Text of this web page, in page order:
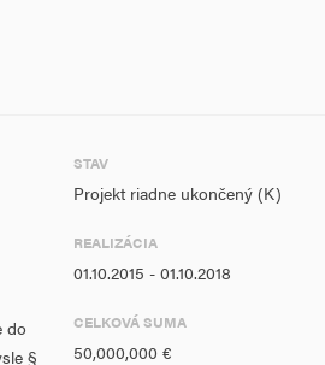
do
§
STAV
Projekt riadne ukončený (K)
REALIZÁCIA
01.10.2015 - 01.10.2018
CELKOVÁ SUMA
50,000,000 €